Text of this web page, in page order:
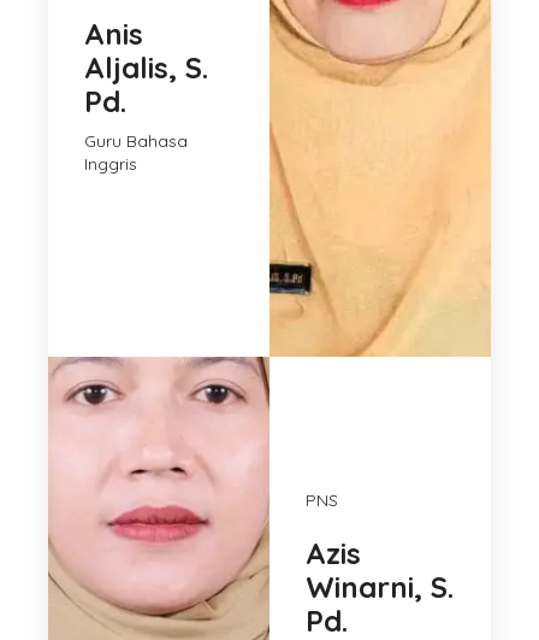
Anis
Aljalis, S.
Pd.
Guru Bahasa
Inggris
PNS
Azis
Winarni, S.
Pd.